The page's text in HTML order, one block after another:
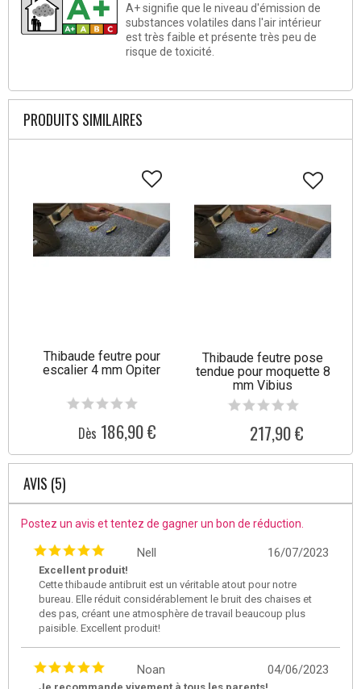
A+ signifie que le niveau d'émission de
substances volatiles dans l'air intérieur
est très faible et présente très peu de
risque de toxicité.
PRODUITS SIMILAIRES
Thibaude feutre pour
escalier 4 mm Opiter
Dès 186,90 €
Thibaude feutre pose
tendue pour moquette 8
mm Vibius
217,90 €
AVIS (5)
Postez un avis et tentez de gagner un bon de réduction.
16/07/2023
Nell
Excellent produit!
Cette thibaude antibruit est un véritable atout pour notre
bureau. Elle réduit considérablement le bruit des chaises et
des pas, créant une atmosphère de travail beaucoup plus
paisible. Excellent produit!
04/06/2023
Noan